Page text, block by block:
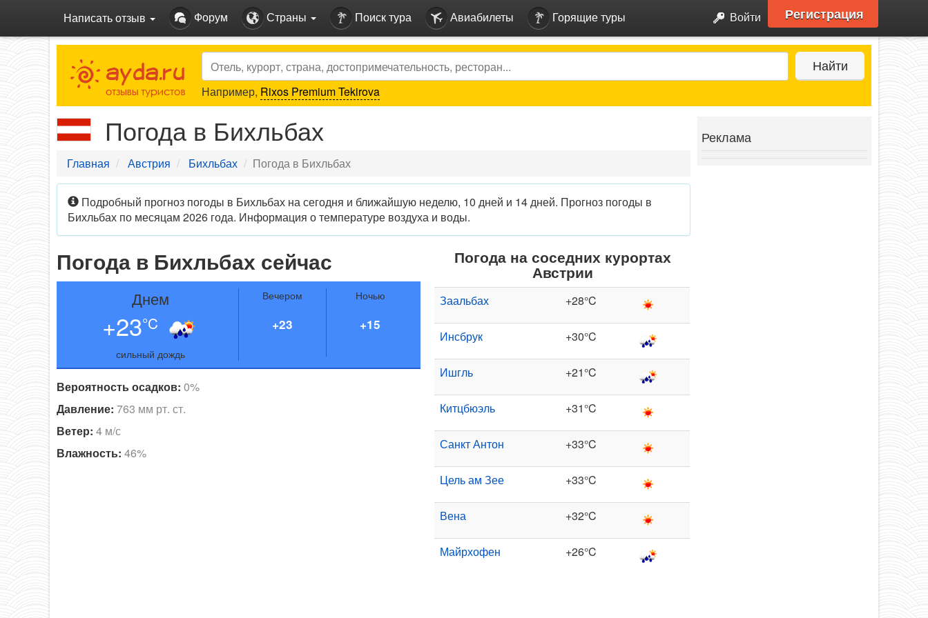
Написать отзыв Форум Страны Поиск тура Авиабилеты Горящие туры Войти Регистрация
Search Найти
Например, Rixos Premium Tekirova
Погода в Бихльбах
Главная Австрия Бихльбах Погода в Бихльбах
Подробный прогноз погоды в Бихльбах на сегодня и ближайшую неделю, 10 дней и 14 дней. Прогноз погоды в
Бихльбах по месяцам 2026 года. Информация о температуре воздуха и воды.
Погода в Бихльбах сейчас
Днем
+23°C
сильный дождь
Вечером
+23
Ночью
+15
Вероятность осадков: 0%
Давление: 763 мм рт. ст.
Ветер: 4 м/с
Влажность: 46%
Погода на соседних курортах
Австрии
Заальбах +28°C
Инсбрук +30°C
Ишгль +21°C
Китцбюэль +31°C
Санкт Антон +33°C
Цель ам Зее +33°C
Вена +32°C
Майрхофен +26°C
Реклама